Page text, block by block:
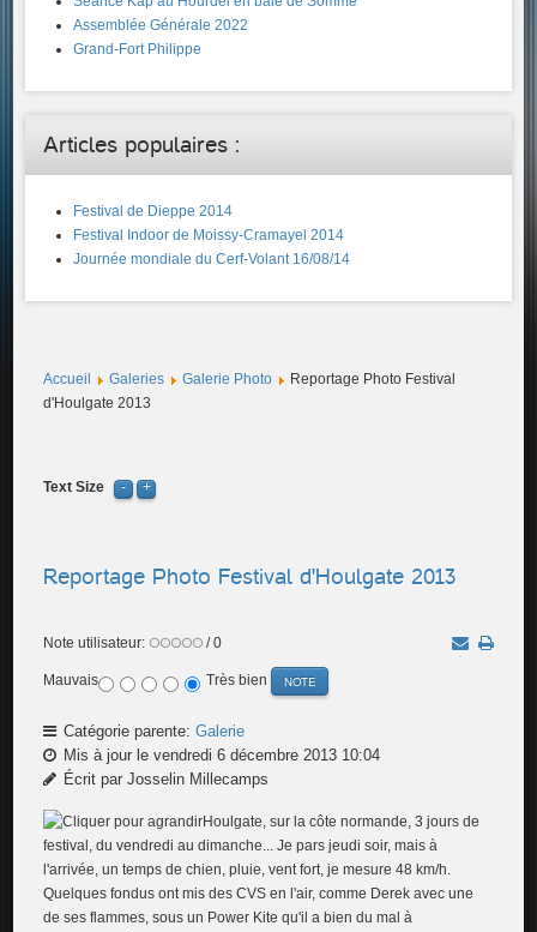
Assemblée Générale 2022
Grand-Fort Philippe
Articles populaires :
Festival de Dieppe 2014
Festival Indoor de Moissy-Cramayel 2014
Journée mondiale du Cerf-Volant 16/08/14
Accueil Galeries Galerie Photo
Reportage Photo Festival
d'Houlgate 2013
Text Size
Reportage Photo Festival d'Houlgate 2013
Note utilisateur: / 0
Mauvais Très bien
Catégorie parente:Galerie
Mis à jour le vendredi 6 décembre 2013 10:04
Écrit par Josselin Millecamps
Houlgate, sur la côte normande, 3 jours de
festival, du vendredi au dimanche... Je pars jeudi soir, mais à
l'arrivée, un temps de chien, pluie, vent fort, je mesure 48 km/h.
Quelques fondus ont mis des CVS en l'air, comme Derek avec une
de ses flammes, sous un Power Kite qu'il a bien du mal à